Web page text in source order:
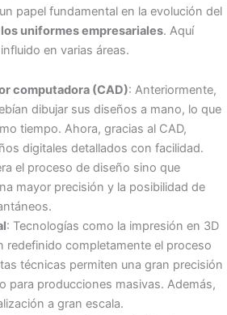
papel fundamental en la evolución del
uniformes empresariales. Aquí
en varias áreas.
computadora (CAD): Anteriormente,
dibujar sus diseños a mano, lo que
tiempo. Ahora, gracias al CAD,
digitales detallados con facilidad.
el proceso de diseño sino que
mayor precisión y la posibilidad de
: Tecnologías como la impresión en 3D
redefinido completamente el proceso
técnicas permiten una gran precisión
para producciones masivas. Además,
a gran escala.